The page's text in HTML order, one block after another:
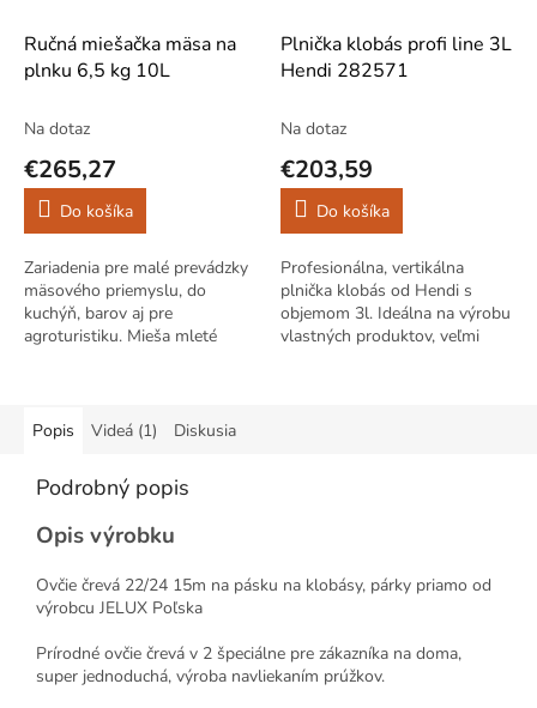
Ručná miešačka mäsa na
plnku 6,5 kg 10L
Na dotaz
€265,27
Do košíka
Zariadenia pre malé prevádzky
mäsového priemyslu, do
kuchýň, barov aj pre
agroturistiku. Mieša mleté ​​
Plnička klobás profi line 3L
Hendi 282571
Na dotaz
€203,59
Do košíka
Profesionálna, vertikálna
plnička klobás od Hendi s
objemom 3l. Ideálna na výrobu
vlastných produktov, veľmi
Popis
Videá (1) Diskusia
Podrobný popis
Opis výrobku
Ovčie črevá 22/24 15m na pásku na klobásy, párky priamo od
výrobcu JELUX Poľska
Prírodné ovčie črevá v 2 špeciálne pre zákazníka na doma,
super jednoduchá, výroba navliekaním prúžkov.